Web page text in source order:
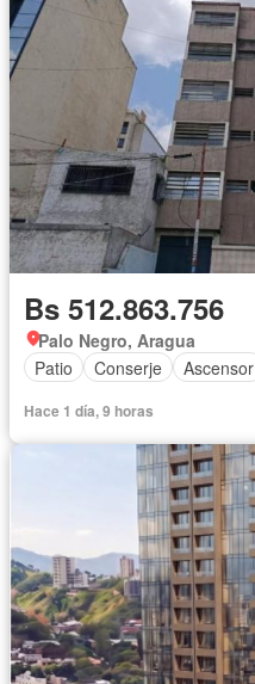
Bs 512.863.756
Palo Negro, Aragua
Patio
Conserje Ascensor
Hace 1 día, 9 horas